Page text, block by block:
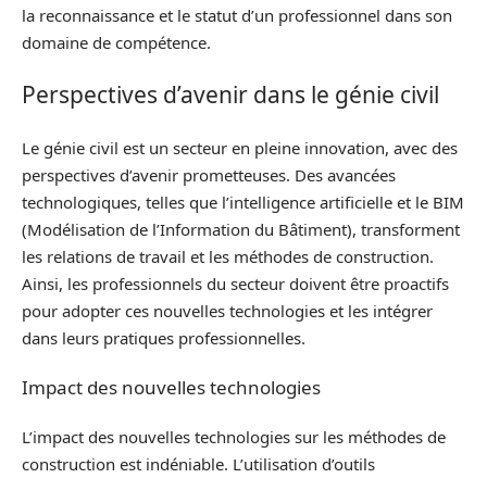
la reconnaissance et le statut d’un professionnel dans son
domaine de compétence.
Perspectives d’avenir dans le génie civil
Le génie civil est un secteur en pleine innovation, avec des
perspectives d’avenir prometteuses. Des avancées
technologiques, telles que l’intelligence artificielle et le BIM
(Modélisation de l’Information du Bâtiment), transforment
les relations de travail et les méthodes de construction.
Ainsi, les professionnels du secteur doivent être proactifs
pour adopter ces nouvelles technologies et les intégrer
dans leurs pratiques professionnelles.
Impact des nouvelles technologies
L’impact des nouvelles technologies sur les méthodes de
construction est indéniable. L’utilisation d’outils